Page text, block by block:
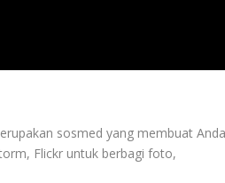
sosmed yang membuat
Flickr untuk berbagi foto,